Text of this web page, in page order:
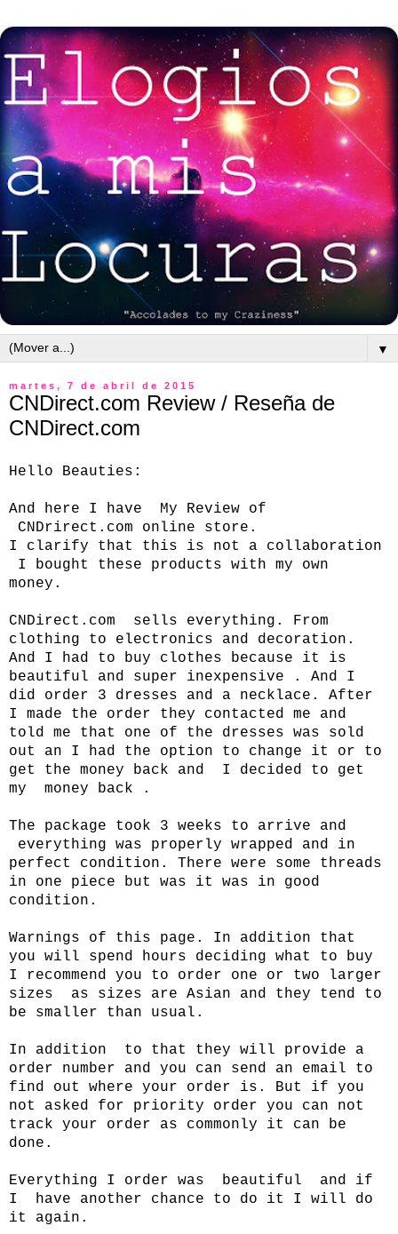
▼
martes, 7 de abril de 2015
CNDirect.com Review / Reseña de
CNDirect.com
Hello Beauties:
And here I have My Review of
CNDrirect.com online store.
I clarify that this is not a collaboration
I bought these products with my own
money.
CNDirect.com sells everything. From
clothing to electronics and decoration.
And I had to buy clothes because it is
beautiful and super inexpensive . And I
did order 3 dresses and a necklace. After
I made the order they contacted me and
told me that one of the dresses was sold
out an I had the option to change it or to
get the money back and I decided to get
my money back .
The package took 3 weeks to arrive and
everything was properly wrapped and in
perfect condition. There were some threads
in one piece but was it was in good
condition.
Warnings of this page. In addition that
you will spend hours deciding what to buy
I recommend you to order one or two larger
sizes as sizes are Asian and they tend to
be smaller than usual.
In addition to that they will provide a
order number and you can send an email to
find out where your order is. But if you
not asked for priority order you can not
track your order as commonly it can be
done.
Everything I order was beautiful and if
I have another chance to do it I will do
it again.